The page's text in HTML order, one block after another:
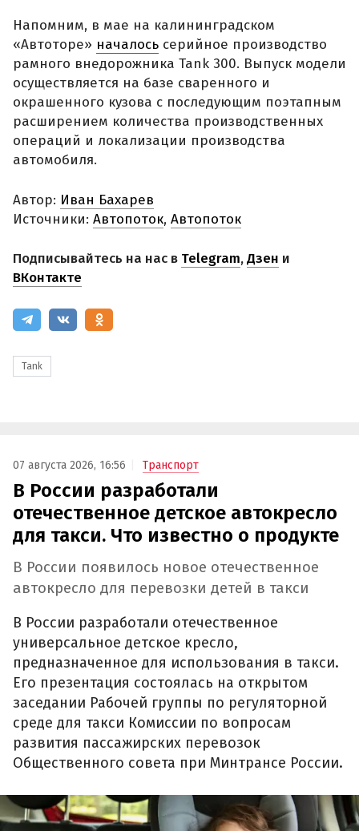
Напомним, в мае на калининградском
«Автоторе» началось серийное производство
рамного внедорожника Tank 300. Выпуск модели
осуществляется на базе сваренного и
окрашенного кузова с последующим поэтапным
расширением количества производственных
операций и локализации производства
автомобиля.
Автор: Иван Бахарев
Источники: Автопоток, Автопоток
Подписывайтесь на нас в Telegram,Дзен и
ВКонтакте
Tank
07 августа 2026, 16:56 Транспорт
В России разработали
отечественное детское автокресло
для такси. Что известно о продукте
В России появилось новое отечественное
автокресло для перевозки детей в такси
В России разработали отечественное
универсальное детское кресло,
предназначенное для использования в такси.
Его презентация состоялась на открытом
заседании Рабочей группы по регуляторной
среде для такси Комиссии по вопросам
развития пассажирских перевозок
Общественного совета при Минтрансе России.